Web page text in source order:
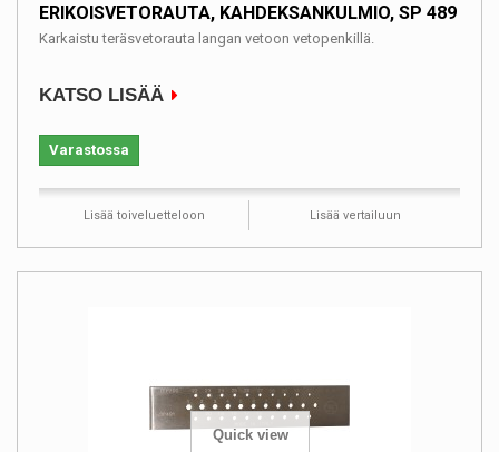
ERIKOISVETORAUTA, KAHDEKSANKULMIO, SP 489
Karkaistu teräsvetorauta langan vetoon vetopenkillä.
KATSO LISÄÄ
Varastossa
Lisää toiveluetteloon Lisää vertailuun
Quick view